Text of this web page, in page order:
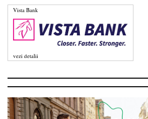
Vista Bank
vezi detalii